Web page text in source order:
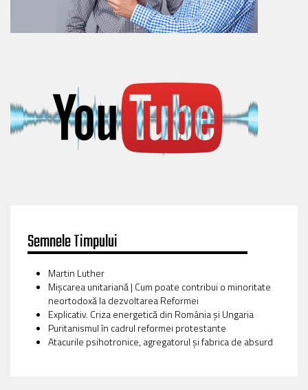
Semnele Timpului
Martin Luther
Mișcarea unitariană | Cum poate contribui o minoritate
neortodoxă la dezvoltarea Reformei
Explicativ. Criza energetică din România și Ungaria
Puritanismul în cadrul reformei protestante
Atacurile psihotronice, agregatorul și fabrica de absurd